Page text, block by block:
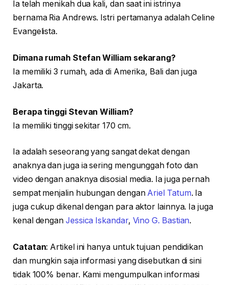
Ia telah menikah dua kali, dan saat ini istrinya
bernama Ria Andrews. Istri pertamanya adalah Celine
Evangelista.
Dimana rumah Stefan William sekarang?
Ia memiliki 3 rumah, ada di Amerika, Bali dan juga
Jakarta.
Berapa tinggi Stevan William?
Ia memiliki tinggi sekitar 170 cm.
Ia adalah seseorang yang sangat dekat dengan
anaknya dan juga ia sering mengunggah foto dan
video dengan anaknya disosial media. Ia juga pernah
sempat menjalin hubungan dengan Ariel Tatum. Ia
juga cukup dikenal dengan para aktor lainnya. Ia juga
kenal dengan Jessica Iskandar, Vino G. Bastian.
Catatan: Artikel ini hanya untuk tujuan pendidikan
dan mungkin saja informasi yang disebutkan di sini
tidak 100% benar. Kami mengumpulkan informasi